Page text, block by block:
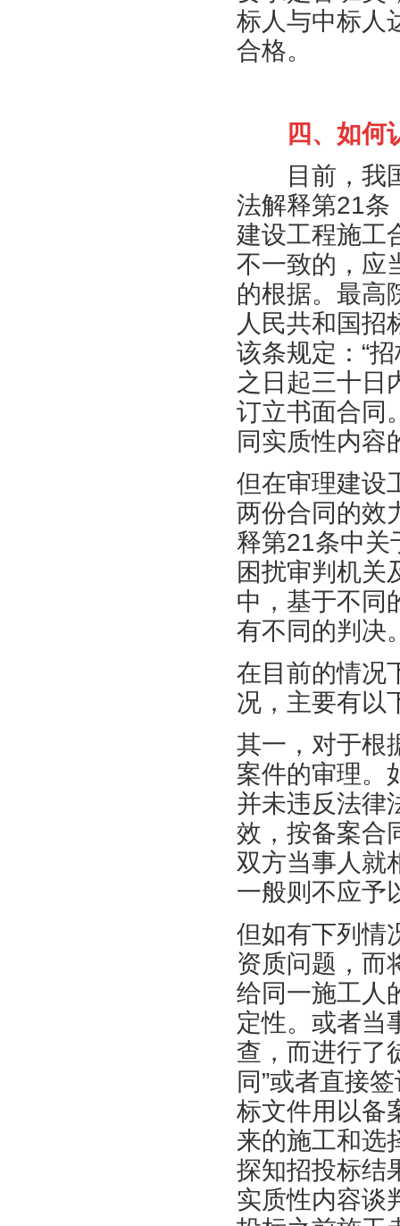
标人与中标人
合格。
四、如何
目前，我国
法解释第21条
建设工程施工
不一致的，应
的根据。最高
人民共和国招
该条规定：“
之日起三十日
订立书面合同
同实质性内容
但在审理建设
两份合同的效
释第21条中关
困扰审判机关
中，基于不同
有不同的判决
在目前的情况
况，主要有以
其一，对于根
案件的审理。
并未违反法律
效，按备案合
双方当事人就
一般则不应予
但如有下列情
资质问题，而
给同一施工人
定性。或者当
查，而进行了
同”或者直接
标文件用以备
来的施工和选
探知招投标结
实质性内容谈